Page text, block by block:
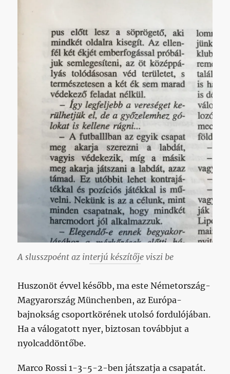
A slusszpoént az interjú készítője viszi be
Huszonöt évvel később, ma este Németország-
Magyarország Münchenben, az Európa-
bajnokság csoportkörének utolsó fordulójában.
Ha a válogatott nyer, biztosan továbbjut a
nyolcaddöntőbe.
Marco Rossi 1-3-5-2-ben játszatja a csapatát.